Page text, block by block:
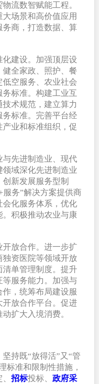
流数智赋能工程。
场景和高价值应用
商，打造数据、算
化建设。加强顶层设
全家政、照护、餐
空服务、农业社会
标准。构建工业互
术规范，建立算力
务标准。完善平台经
业和标准组织，促
与先进制造业、现代
域深化先进制造业
新发展服务型制
务”解决方案提供商
化服务体系，优化
积极推动农业与康
开放合作。进一步扩
资医院等领域开放
单管理制度。提升
服务能力。加强与
，统筹布局建设服
放合作平台。促进
扩大入境消费。
坚持既“放得活”又“管
标准和限制性措施，
招标投标、 政府采